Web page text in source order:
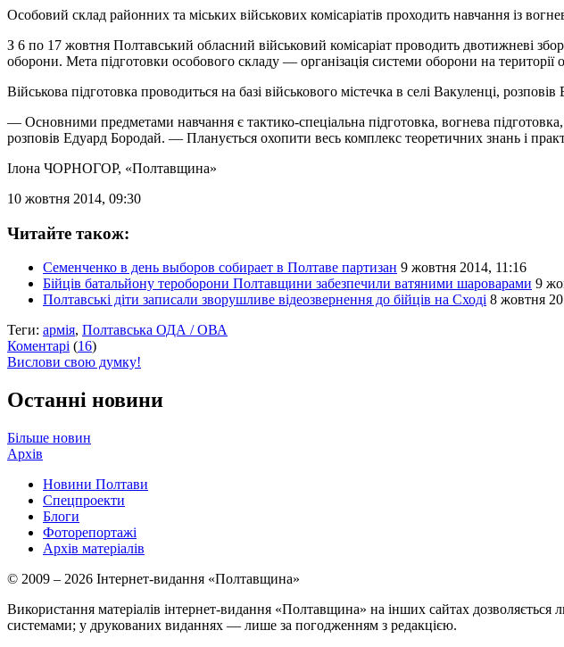
Особовий склад районних та міських військових комісаріатів проходить навчання із
З 6 по 17 жовтня Полтавський обласний військовий комісаріат проводить двотижневі
оборони. Мета підготовки особового складу — організація системи оборони на
Військова підготовка проводиться на базі військового містечка в селі Вакуленці,
— Основними предметами навчання є тактико-спеціальна підготовка, вогнева підготовка,
розповів Едуард Бородай. — Планується охопити весь комплекс теоретичних знань і
Ілона ЧОРНОГОР, «Полтавщина»
10 жовтня 2014, 09:30
Читайте також:
Семенченко в день выборов собирает в Полтаве партизан 9 жовтня 2014, 11:16
Бійців батальйону тероборони Полтавщини забезпечили ватяними шароварами 9
Полтавські діти записали зворушливе відеозвернення до бійців на Сході 8 жовтня
Теги: армія, Полтавська ОДА / ОВА
Коментарі (16)
Вислови свою думку!
Останні новини
Більше новин
Архів
Новини Полтави
Спецпроекти
Блоги
Фоторепортажі
Архів матеріалів
© 2009 – 2026 Інтернет-видання «Полтавщина»
Використання матеріалів інтернет-видання «Полтавщина» на інших сайтах дозволяється
системами; у друкованих виданнях — лише за погодженням з редакцією.